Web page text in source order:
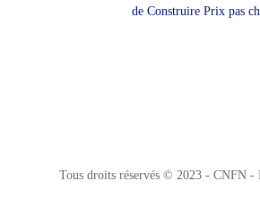
de Construire Prix pas
Tous droits réservés © 2023 - CNFN -